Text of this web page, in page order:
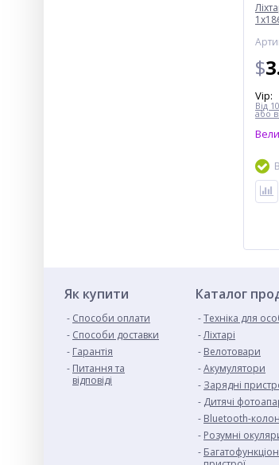
$
Vip:
Від
або
Як купити
Способи оплати
Cпособи доставки
Гарантія
Питання та
відповіді
Каталог
Техніка для
Ліхтарі
Велотовари
Акумулятори
Зарядні
Дитячі
Bluetooth-
Розумні